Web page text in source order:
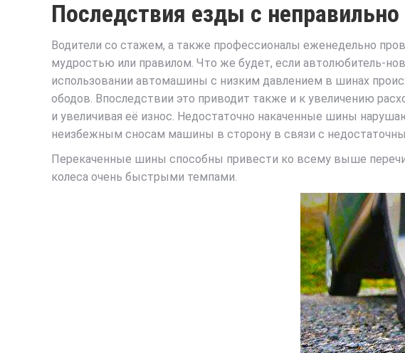
Последствия езды с
Водители со стажем, а также профессионалы еженедельно
мудростью или правилом. Что же будет, если автолюбитель-
использовании автомашины с низким давлением в шинах
ободов. Впоследствии это приводит также и к увеличению
и увеличивая её износ. Недостаточно накаченные шины
неизбежным сносам машины в сторону в связи с
Перекаченные шины способны привести ко всему выше
колеса очень быстрыми темпами.